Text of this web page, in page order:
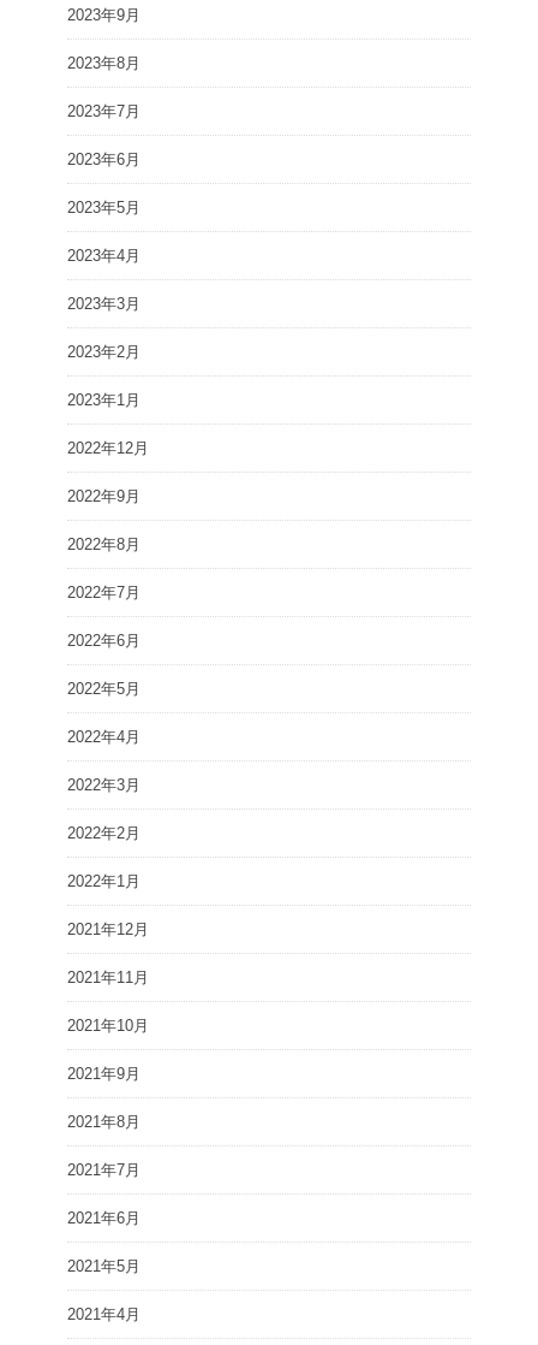
2023年9月
2023年8月
2023年7月
2023年6月
2023年5月
2023年4月
2023年3月
2023年2月
2023年1月
2022年12月
2022年9月
2022年8月
2022年7月
2022年6月
2022年5月
2022年4月
2022年3月
2022年2月
2022年1月
2021年12月
2021年11月
2021年10月
2021年9月
2021年8月
2021年7月
2021年6月
2021年5月
2021年4月